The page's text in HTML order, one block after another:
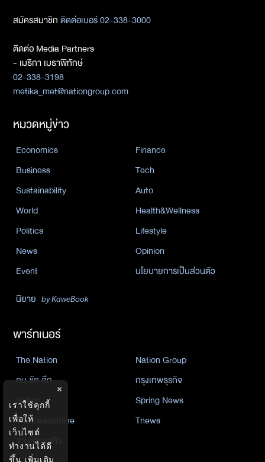
สมัครสมาชิกติดต่อเบอร์ 02-338-3000
ติดต่อ Media Partners
- เมธิกา เมธาพิทักษ์
02-338-3198
metika_met@nationgroup.com
หมวดหมู่ข่าว
Economics
Finance
Business
Tech
Sustainability
Auto
World
Health&Wellness
Politics
Lifestyle
News
Opinion
Event
นโยบายการเป็นส่วนตัว
นิยาย by KaweBook
พาร์ทเนอร์
The Nation
Nation Group
คม ชัด ลึก
กรุงเทพธุรกิจ
Nation
Spring News
Thainewsonline
Tnews
ฐานเศรษฐกิจ
×
เราใช้คุกกี้
เพื่อให้
เว็บไซต์
ทำงานได้ดี
ขึ้น เพิ่มเติม